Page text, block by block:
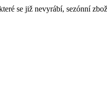
se již nevyrábí, sezónní